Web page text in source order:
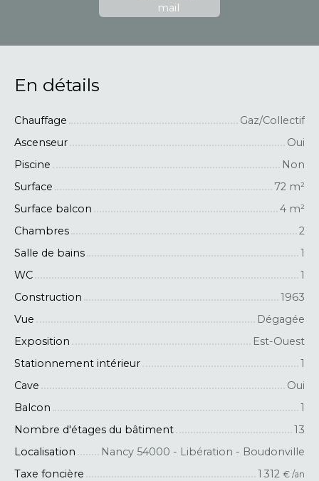
mail
En détails
Chauffage
Gaz/Collectif
Ascenseur
Oui
Piscine
Non
Surface
72 m²
Surface balcon
4 m²
Chambres
2
Salle de bains
1
WC
1
Construction
1963
Vue
Dégagée
Exposition
Est-Ouest
Stationnement intérieur
1
Cave
Oui
Balcon
1
Nombre d'étages du bâtiment
13
Localisation
Nancy 54000 - Libération - Boudonville
Taxe foncière
1 312 € /an